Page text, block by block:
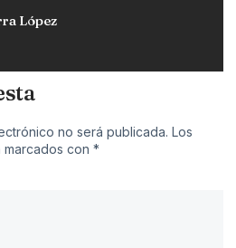
López
no será publicada. Los
con *